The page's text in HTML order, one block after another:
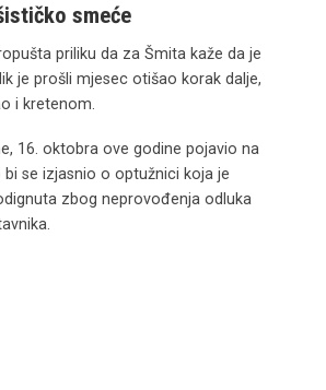
smeće
priliku da za Šmita kaže da je
je prošli mjesec otišao korak dalje,
i kretenom.
16. oktobra ove godine pojavio na
bi se izjasnio o optužnici koja je
zbog neprovođenja odluka